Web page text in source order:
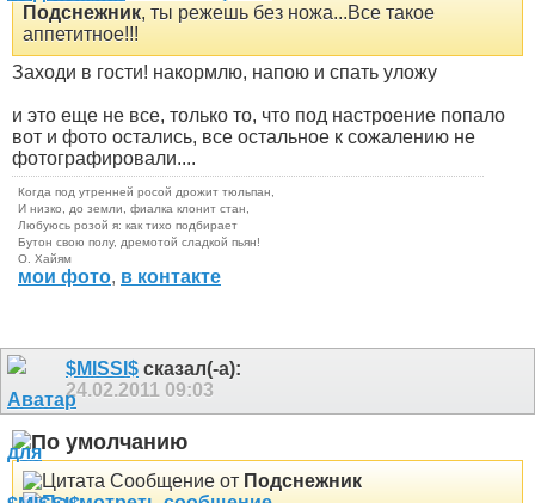
Подснежник, ты режешь без ножа...Все такое
аппетитное!!!
Заходи в гости! накормлю, напою и спать уложу
и это еще не все, только то, что под настроение попало
вот и фото остались, все остальное к сожалению не
фотографировали....
Когда под утренней росой дрожит тюльпан,
И низко, до земли, фиалка клонит стан,
Любуюсь розой я: как тихо подбирает
Бутон свою полу, дремотой сладкой пьян!
О. Хайям
мои фото, в контакте
$MISSI$ сказал(-а):
24.02.2011 09:03
Сообщение от Подснежник